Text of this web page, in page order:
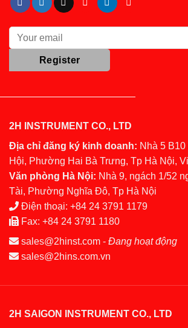
2H INSTRUMENT CO., LTD
Địa chỉ đăng ký kinh doanh: Nhà 5
Hội, Phường Hai Bà Trưng, Tp Hà Nội,
Văn phòng Hà Nội: Nhà 9, ngách 1/52
Tài, Phường Nghĩa Đô, Tp Hà Nội
Điện thoại: +84 24 3791 1179
Fax: +84 24 3791 1180
sales@2hinst.com - Đang hoạt động
sales@2hins.com.vn
2H SAIGON INSTRUMENT CO., LTD